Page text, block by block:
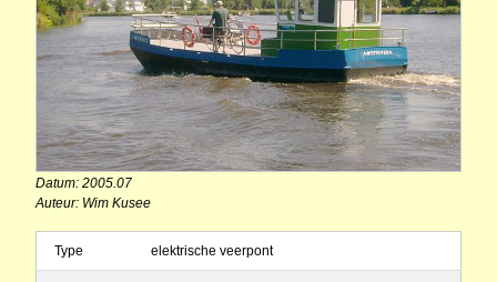
Datum: 2005.07
Auteur: Wim Kusee
Type elektrische veerpont